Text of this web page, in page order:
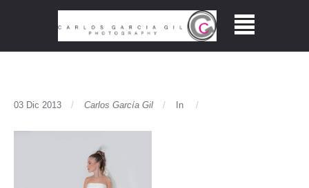
03 Dic 2013 Carlos García Gil In